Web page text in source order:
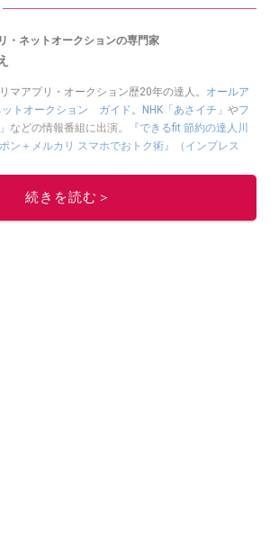
・ネットオークションの専門家
マアプリ・オークション歴20年の達人。 オールア
ットオークション ガイド。 NHK「あさイチ」 やフ
などの情報番組に出演。
『できるfit 節約の達人川
ン＋メルカリ スマホでおトク術』（インプレス
てをするために、突然会社を辞める。翌月からの
続きを読む＞